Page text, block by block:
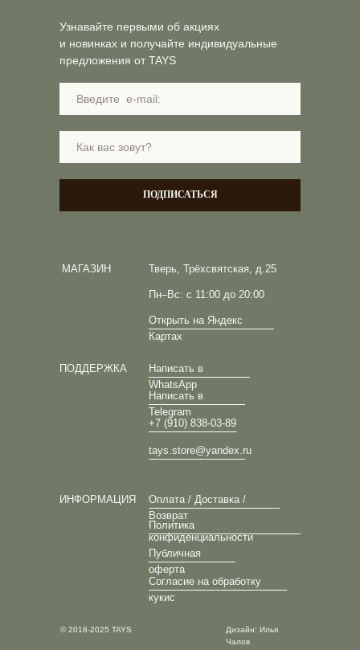
Тверь, Трёхсвятская, д.25
Пн–Вс: с 11:00 до 20:00
Открыть на Яндекс
Картах
МАГАЗИН
ПОДДЕРЖКА
Написать в
WhatsApp
Написать в
Telegram
+7 (910) 838-03-89
tays.store@yandex.ru
ИНФОРМАЦИЯ
Оплата / Доставка /
Возврат
Политика
конфиденциальности
Публичная
оферта
Согласие на обработку
кукис
Узнавайте первыми об акциях
и новинках и получайте индивидуальные
предложения от TAYS
ПОДПИСАТЬСЯ
© 2018-2025 TAYS
Дизайн: Илья
Чалов